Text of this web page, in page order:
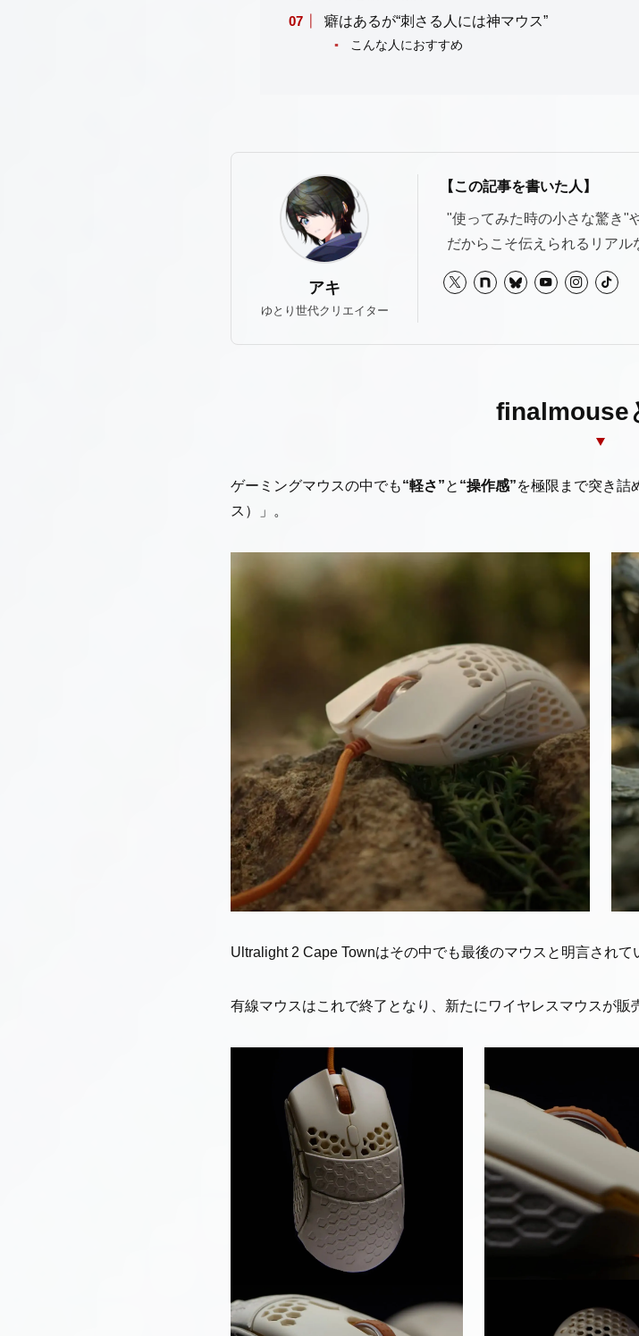
おすすめ製品
不具合・トラ
ニュース・新
癖はあるが“刺さる人には神マウス”
こんな人におすすめ
アキ
ゆとり世代クリエイター
【この記事を書いた人】
"使ってみた時の小さな驚き"
だからこそ伝えられるリアル
finalmouse
ゲーミングマウスの中でも“軽さ”と “操作感”を極限まで突き詰
ス）」。
Ultralight 2 Cape Townはその中でも最後のマウスと明言されて
有線マウスはこれで終了となり、新たにワイヤレスマウスが販